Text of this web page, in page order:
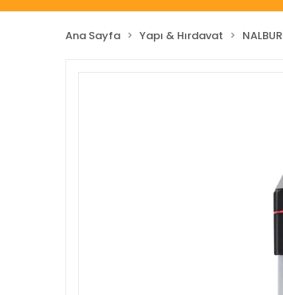
Ana Sayfa Yapı & Hırdavat